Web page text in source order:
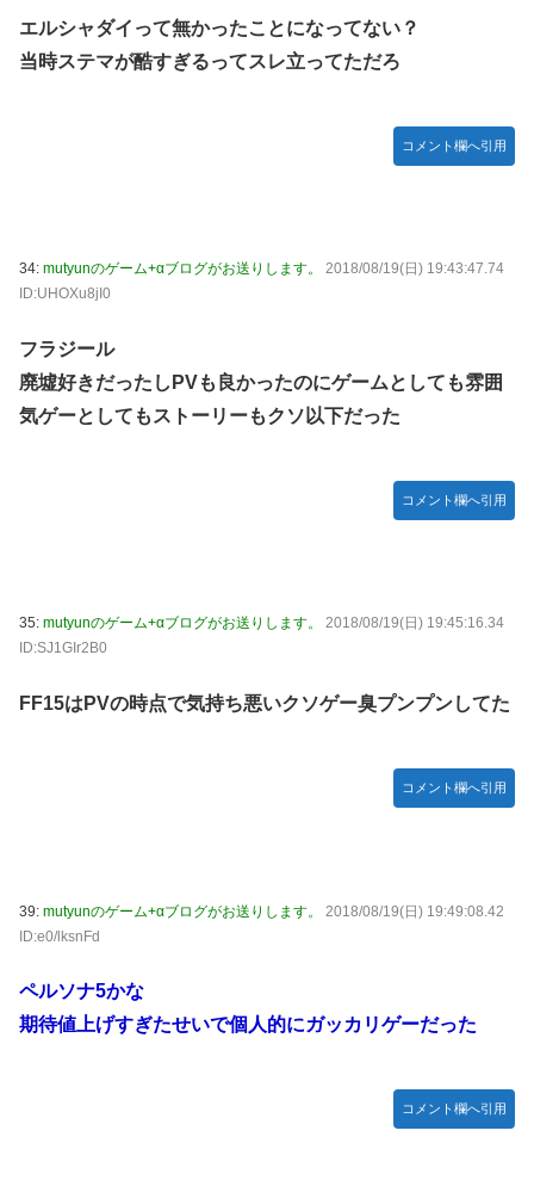
エルシャダイって無かったことになってない？
当時ステマが酷すぎるってスレ立ってただろ
コメント欄へ引用
34: mutyunのゲーム+αブログがお送りします。
2018/08/19(日) 19:43:47.74
ID:UHOXu8jI0
フラジール
廃墟好きだったしPVも良かったのにゲームとしても雰囲
気ゲーとしてもストーリーもクソ以下だった
コメント欄へ引用
35: mutyunのゲーム+αブログがお送りします。
2018/08/19(日) 19:45:16.34
ID:SJ1GIr2B0
FF15はPVの時点で気持ち悪いクソゲー臭プンプンしてた
コメント欄へ引用
39: mutyunのゲーム+αブログがお送りします。
2018/08/19(日) 19:49:08.42
ID:e0/lksnFd
ペルソナ5かな
期待値上げすぎたせいで個人的にガッカリゲーだった
コメント欄へ引用